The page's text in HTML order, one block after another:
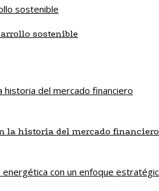
sostenible
la historia del mercado financiero